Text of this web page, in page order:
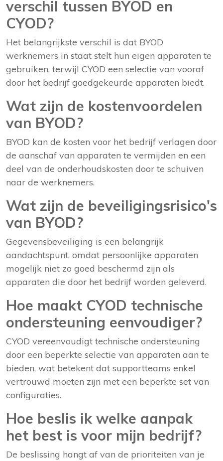
verschil tussen BYOD en
CYOD?
Het belangrijkste verschil is dat BYOD
werknemers in staat stelt hun eigen apparaten te
gebruiken, terwijl CYOD een selectie van vooraf
door het bedrijf goedgekeurde apparaten biedt.
Wat zijn de kostenvoordelen
van BYOD?
BYOD kan de kosten voor het bedrijf verlagen door
de aanschaf van apparaten te vermijden en een
deel van de onderhoudskosten door te schuiven
naar de werknemers.
Wat zijn de beveiligingsrisico's
van BYOD?
Gegevensbeveiliging is een belangrijk
aandachtspunt, omdat persoonlijke apparaten
mogelijk niet zo goed beschermd zijn als
apparaten die door het bedrijf worden geleverd.
Hoe maakt CYOD technische
ondersteuning eenvoudiger?
CYOD vereenvoudigt technische ondersteuning
door een beperkte selectie van apparaten aan te
bieden, wat betekent dat supportteams enkel
vertrouwd moeten zijn met een beperkte set van
configuraties.
Hoe beslis ik welke aanpak
het best is voor mijn bedrijf?
De beslissing hangt af van de prioriteiten van je